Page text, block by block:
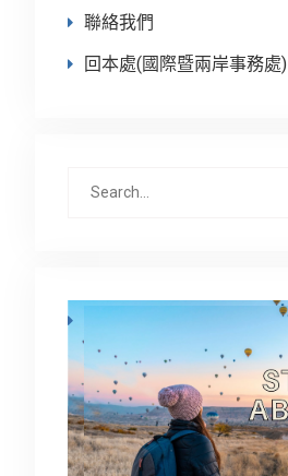
聯絡我們
回本處(國際暨兩岸事務處)